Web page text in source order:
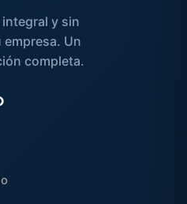
y sin
Un
completa.